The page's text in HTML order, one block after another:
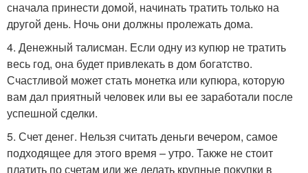
сначала принести домой, начинать тратить только на
другой день. Ночь они должны пролежать дома.
4. Денежный талисман. Если одну из купюр не тратить
весь год, она будет привлекать в дом богатство.
Счастливой может стать монетка или купюра, которую
вам дал приятный человек или вы ее заработали после
успешной сделки.
5. Счет денег. Нельзя считать деньги вечером, самое
подходящее для этого время – утро. Также не стоит
платить по счетам или же делать крупные покупки в